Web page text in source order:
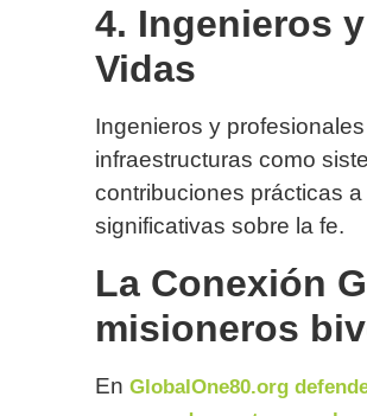
4. Ingenieros
Vidas
Ingenieros y
infraestructuras como
contribuciones prácticas
significativas sobre la fe.
La Conexión
misioneros
En GlobalOne80.org